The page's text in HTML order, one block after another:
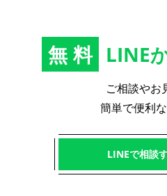
無料 LINE
ご相談やお
簡単で便利
LINEで相談